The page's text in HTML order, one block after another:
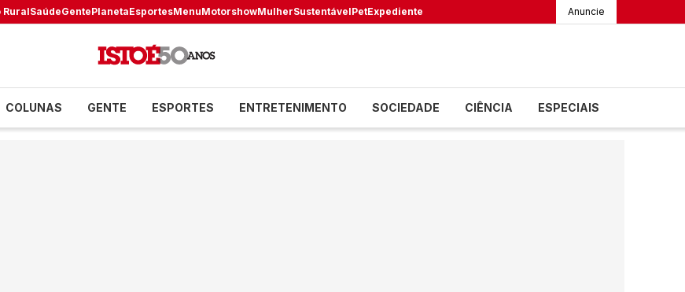
RuralSaúdeGentePlanetaEsportesMenuMotorshowMulherSustentávelPetExpediente Anuncie
COLUNAS GENTE ESPORTES ENTRETENIMENTO SOCIEDADE CIÊNCIA ESPECIAIS